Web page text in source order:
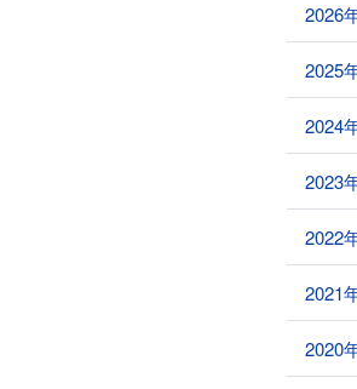
2026
2025
2024
2023
2022
2021
2020